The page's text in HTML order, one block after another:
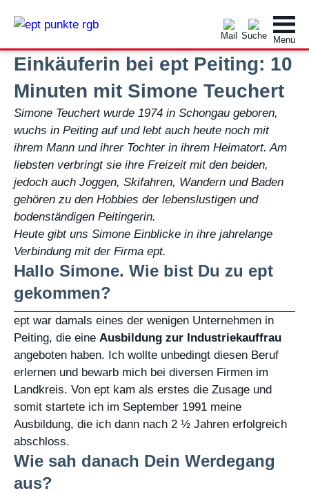
Einkäuferin bei ept Peiting: 10
Minuten mit Simone Teuchert
Simone Teuchert wurde 1974 in Schongau geboren,
wuchs in Peiting auf und lebt auch heute noch mit
ihrem Mann und ihrer Tochter in ihrem Heimatort. Am
liebsten verbringt sie ihre Freizeit mit den beiden,
jedoch auch Joggen, Skifahren, Wandern und Baden
gehören zu den Hobbies der lebenslustigen und
bodenständigen Peitingerin.
Heute gibt uns Simone Einblicke in ihre jahrelange
Verbindung mit der Firma ept.
Hallo Simone. Wie bist Du zu ept
gekommen?
ept war damals eines der wenigen Unternehmen in
Peiting, die eine Ausbildung zur Industriekauffrau
angeboten haben. Ich wollte unbedingt diesen Beruf
erlernen und bewarb mich bei diversen Firmen im
Landkreis. Von ept kam als erstes die Zusage und
somit startete ich im September 1991 meine
Ausbildung, die ich dann nach 2 ½ Jahren erfolgreich
abschloss.
Wie sah danach Dein Werdegang
aus?